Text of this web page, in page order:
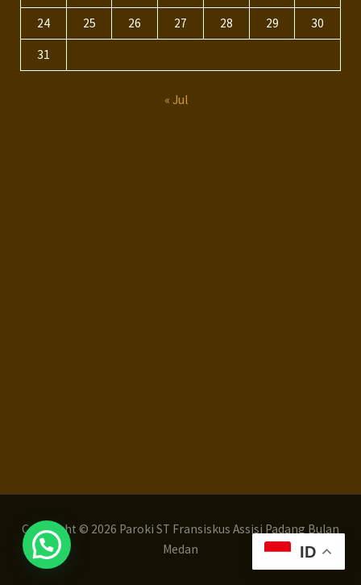
24 25 26 27 28 29 30
31
« Jul
Copyright © 2026 Paroki ST Fransiskus Assisi Padang Bulan
Medan
ID